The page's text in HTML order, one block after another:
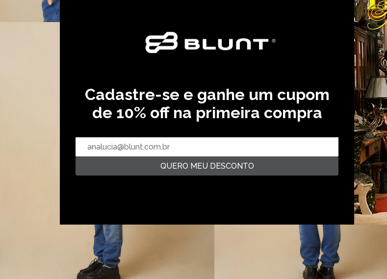
Cadastre-se e ganhe um cupom
de 10% off na primeira compra
QUERO MEU DESCONTO